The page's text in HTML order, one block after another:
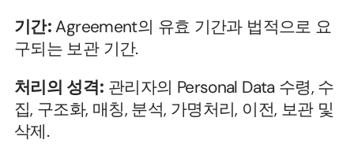
기간: Agreement의 유효 기간과 법적으로 요
구되는 보관 기간.
처리의 성격: 관리자의 Personal Data 수령, 수
집, 구조화, 매칭, 분석, 가명처리, 이전, 보관 및
삭제.